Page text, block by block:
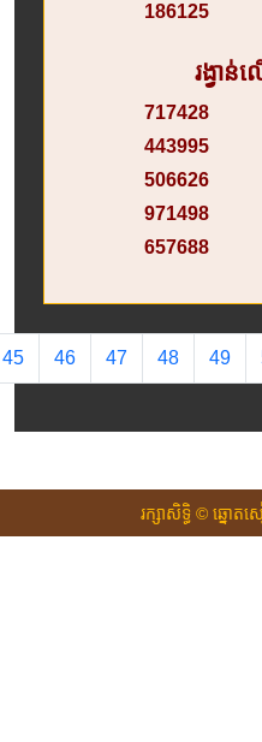
186125
រង្វាន់
717428
443995
506626
971498
657688
45 46 47 48 49
រក្សាសិទ្ធិ © ឆ្នោត